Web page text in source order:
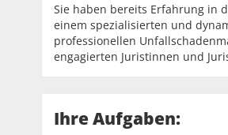
Sie haben bereits Erfahrung in
einem spezialisierten und
professionellen
engagierten Juristinnen und
Ihre Aufgaben: